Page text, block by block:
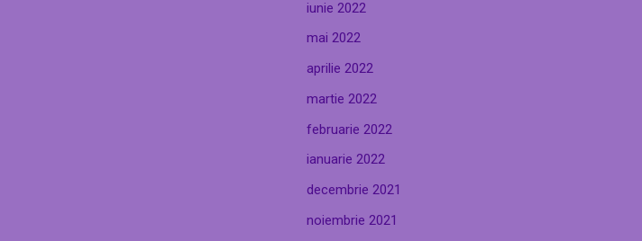
iunie 2022
mai 2022
aprilie 2022
martie 2022
februarie 2022
ianuarie 2022
decembrie 2021
noiembrie 2021